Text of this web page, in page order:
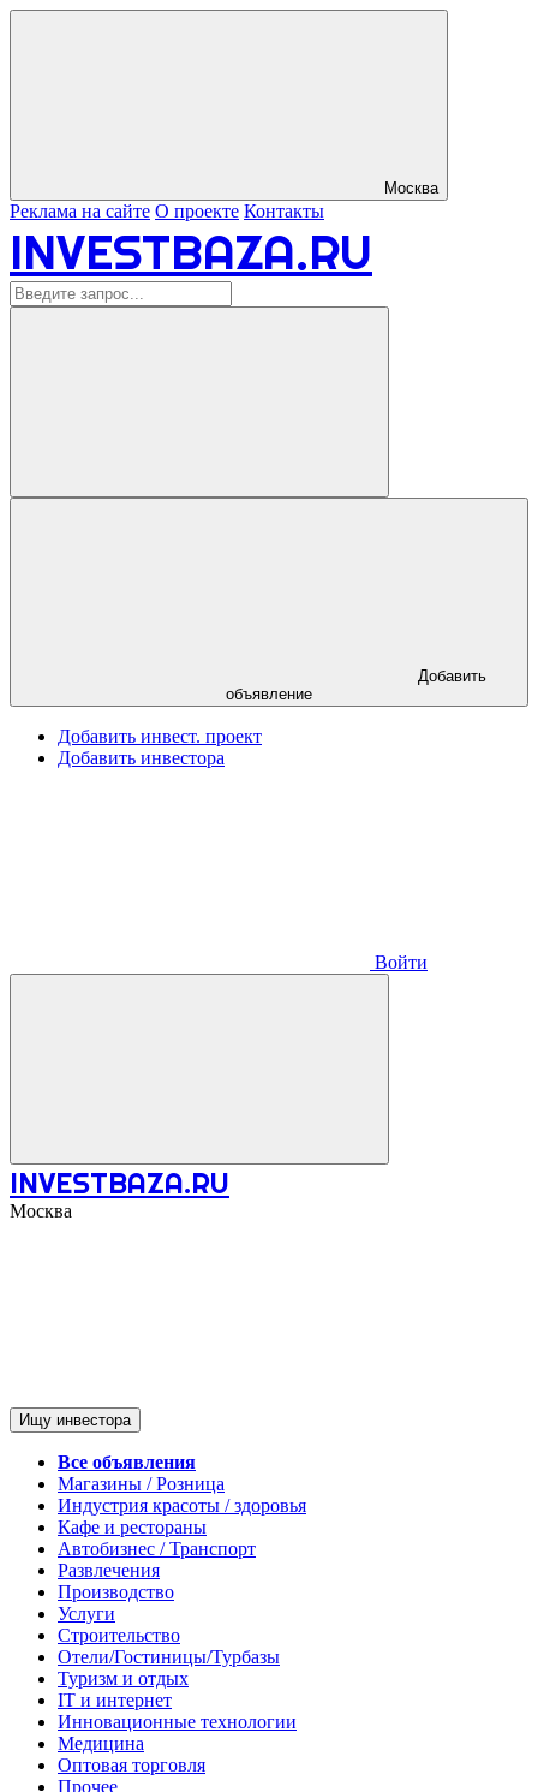
Москва
Реклама на сайте О проекте Контакты
INVESTBAZA.RU
объявление
Добавить инвест. проект
Добавить инвестора
Войти
INVESTBAZA.RU
Москва
Ищу инвестора
Все объявления
Магазины / Розница
Индустрия красоты / здоровья
Кафе и рестораны
Автобизнес / Транспорт
Развлечения
Производство
Услуги
Строительство
Отели/Гостиницы/Турбазы
Туризм и отдых
IT и интернет
Инновационные технологии
Медицина
Оптовая торговля
Прочее